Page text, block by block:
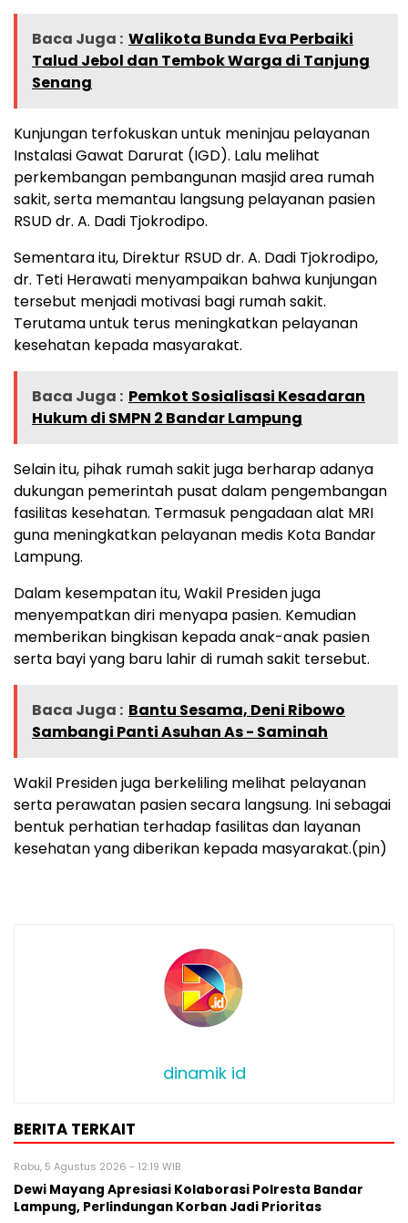
Baca Juga : Walikota Bunda Eva Perbaiki
Talud Jebol dan Tembok Warga di Tanjung
Senang
Kunjungan terfokuskan untuk meninjau pelayanan
Instalasi Gawat Darurat (IGD). Lalu melihat
perkembangan pembangunan masjid area rumah
sakit, serta memantau langsung pelayanan pasien
RSUD dr. A. Dadi Tjokrodipo.
Sementara itu, Direktur RSUD dr. A. Dadi Tjokrodipo,
dr. Teti Herawati menyampaikan bahwa kunjungan
tersebut menjadi motivasi bagi rumah sakit.
Terutama untuk terus meningkatkan pelayanan
kesehatan kepada masyarakat.
Baca Juga : Pemkot Sosialisasi Kesadaran
Hukum di SMPN 2 Bandar Lampung
Selain itu, pihak rumah sakit juga berharap adanya
dukungan pemerintah pusat dalam pengembangan
fasilitas kesehatan. Termasuk pengadaan alat MRI
guna meningkatkan pelayanan medis Kota Bandar
Lampung.
Dalam kesempatan itu, Wakil Presiden juga
menyempatkan diri menyapa pasien. Kemudian
memberikan bingkisan kepada anak-anak pasien
serta bayi yang baru lahir di rumah sakit tersebut.
Baca Juga : Bantu Sesama, Deni Ribowo
Sambangi Panti Asuhan As - Saminah
Wakil Presiden juga berkeliling melihat pelayanan
serta perawatan pasien secara langsung. Ini sebagai
bentuk perhatian terhadap fasilitas dan layanan
kesehatan yang diberikan kepada masyarakat.(pin)
dinamik id
BERITA TERKAIT
Rabu, 5 Agustus 2026 - 12:19 WIB
Dewi Mayang Apresiasi Kolaborasi Polresta Bandar
Lampung, Perlindungan Korban Jadi Prioritas